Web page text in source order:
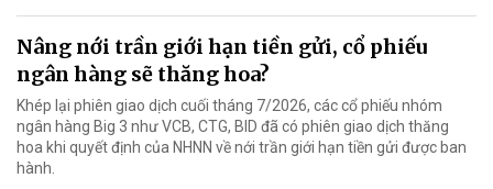
Nâng nới trần giới hạn tiền gửi, cổ phiếu
ngân hàng sẽ thăng hoa?
Khép lại phiên giao dịch cuối tháng 7/2026, các cổ phiếu nhóm
ngân hàng Big 3 như VCB, CTG, BID đã có phiên giao dịch thăng
hoa khi quyết định của NHNN về nới trần giới hạn tiền gửi được ban
hành.